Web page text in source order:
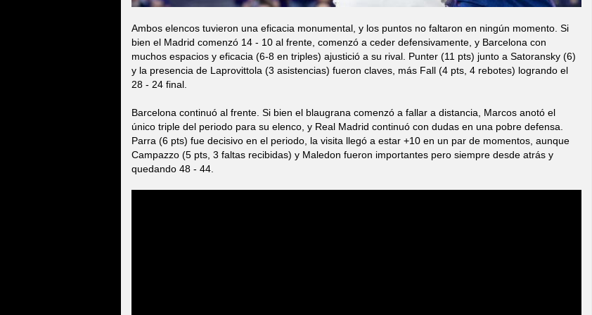
Ambos elencos tuvieron una eficacia monumental, y los puntos no faltaron en ningún momento. Si
bien el Madrid comenzó 14 - 10 al frente, comenzó a ceder defensivamente, y Barcelona con
muchos espacios y eficacia (6-8 en triples) ajustició a su rival. Punter (11 pts) junto a Satoransky (6)
y la presencia de Laprovittola (3 asistencias) fueron claves, más Fall (4 pts, 4 rebotes) logrando el
28 - 24 final.
Barcelona continuó al frente. Si bien el blaugrana comenzó a fallar a distancia, Marcos anotó el
único triple del periodo para su elenco, y Real Madrid continuó con dudas en una pobre defensa.
Parra (6 pts) fue decisivo en el periodo, la visita llegó a estar +10 en un par de momentos, aunque
Campazzo (5 pts, 3 faltas recibidas) y Maledon fueron importantes pero siempre desde atrás y
quedando 48 - 44.